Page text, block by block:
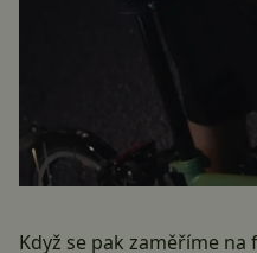
Když se pak zaměříme